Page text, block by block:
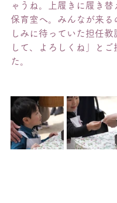
ゃうね。上履きに履き替
保育室へ。みんなが来る
しみに待っていた担任教
して、よろしくね」とご
た。